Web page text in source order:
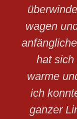
wagen
hat sich
warme
ich
ganzer